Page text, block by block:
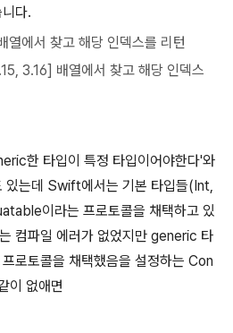
다.
에서 찾고 해당 인덱스를 리턴
3.16] 배열에서 찾고 해당 인덱스
한 타입이 특정 타입이어야한다'와
있는데 Swift에서는 기본 타입들(Int,
이라는 프로토콜을 채택하고 있
컴파일 에러가 없었지만 generic 타
로토콜을 채택했음을 설정하는 Con
이 없애면